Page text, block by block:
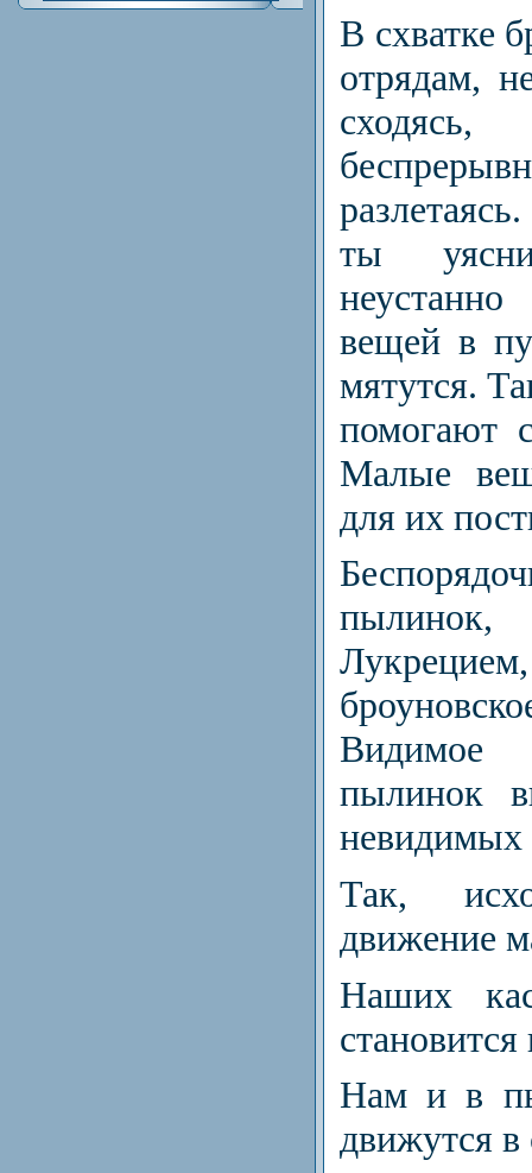
В схватке
отрядам,
ты
вещей в
мятутся.
помогают
Малые
для их
пылинок
невидимых
Так,
движение
Наших
Нам и в
движутся в